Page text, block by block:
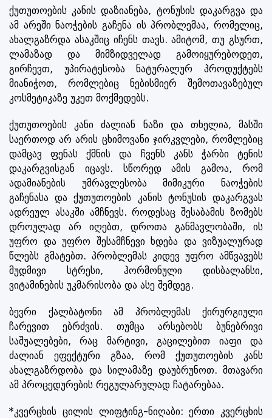
ქუთუთოების კანის დაზიანება, ტონუსის დაკარგვა და
ამ არეში ნაოჭების გაჩენა ის პრობლემაა, რომელიც,
ახალგაზრდა ასაკშიც იჩენს თავს. ამიტომ, თუ გსურთ,
ლამაზად და მიმზიდველად გამოიყურებოდეთ,
გირჩევთ, უპირატესობა ნატურალურ პროდუქტებს
მიანიჭოთ, რომლებიც ნებისმიერ შემოთავაზებულ
კოსმეტიკაზე უკეთ მოქმედებს.
ქუთუთოების კანი ძალიან ნაზი და თხელია, მასში
საერთოდ არ არის ცხიმოვანი ჯირკვლები, რომლებიც
დამცავ ფენას ქმნის და ჩვენს კანს ჭარბი ტენის
დაკარგვისგან იცავს. სწორედ ამის გამოა, რომ
ადამიანების უმრავლესობა მიმიკური ნაოჭების
გაჩენასა და ქუთუთოების კანის ტონუსის დაკარგვას
ადრეულ ასაკში ამჩნევს. როდესაც შესაბამის ზომებს
დროულად არ იღებთ, დროთა განმავლობაში, ის
უფრო და უფრო შესამჩნევი ხდება და ვიზუალურად
წლებს გმატებთ. პრობლემას კიდევ უფრო ამწვავებს
მუდმივი სტრესი, ჰორმონული დისბალანსი,
ვიტამინების უკმარისობა და ასე შემდეგ.
ბევრი ქალბატონი ამ პრობლემას ქირურგიული
ჩარევით ებრძვის. თუმცა არსებობს ბუნებრივი
საშუალებები, რაც მარტივი, გაცილებით იაფი და
ძალიან ეფექტური გზაა, რომ ქუთუთოების კანს
ახალგაზრდობა და სილამაზე დაუბრუნოთ. მთავარი
ამ პროცედურების რეგულარულად ჩატარებაა.
*კვერცხის ცილის ლიფტინგ-ნიღაბი: ერთი კვერცხის